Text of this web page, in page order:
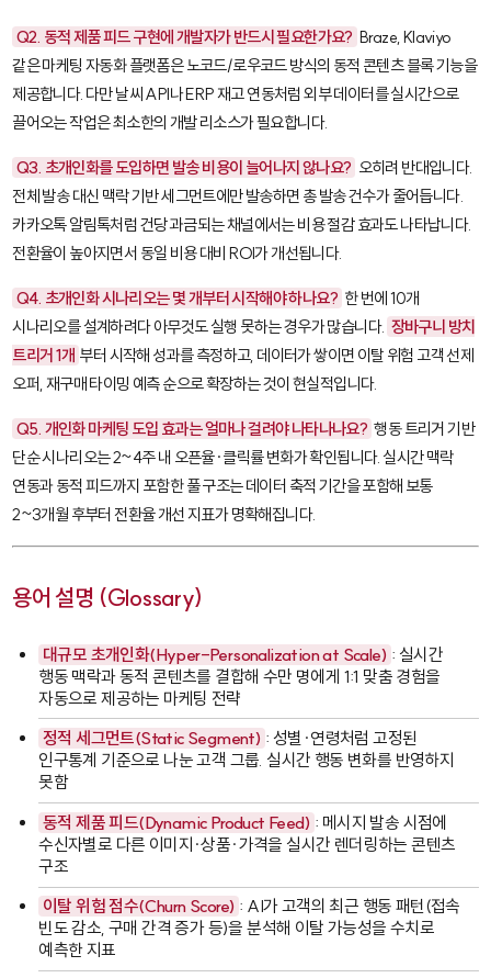
Q2. 동적 제품 피드 구현에 개발자가 반드시 필요한가요? Braze, Klaviyo
같은 마케팅 자동화 플랫폼은 노코드/로우코드 방식의 동적 콘텐츠 블록 기능을
제공합니다. 다만 날씨 API나 ERP 재고 연동처럼 외부 데이터를 실시간으로
끌어오는 작업은 최소한의 개발 리소스가 필요합니다.
Q3. 초개인화를 도입하면 발송 비용이 늘어나지 않나요? 오히려 반대입니다.
전체 발송 대신 맥락 기반 세그먼트에만 발송하면 총 발송 건수가 줄어듭니다.
카카오톡 알림톡처럼 건당 과금되는 채널에서는 비용 절감 효과도 나타납니다.
전환율이 높아지면서 동일 비용 대비 ROI가 개선됩니다.
Q4. 초개인화 시나리오는 몇 개부터 시작해야 하나요? 한 번에 10개
시나리오를 설계하려다 아무것도 실행 못하는 경우가 많습니다. 장바구니 방치
트리거 1개 부터 시작해 성과를 측정하고, 데이터가 쌓이면 이탈 위험 고객 선제
오퍼, 재구매 타이밍 예측 순으로 확장하는 것이 현실적입니다.
Q5. 개인화 마케팅 도입 효과는 얼마나 걸려야 나타나나요? 행동 트리거 기반
단순 시나리오는 2~4주 내 오픈율·클릭률 변화가 확인됩니다. 실시간 맥락
연동과 동적 피드까지 포함한 풀 구조는 데이터 축적 기간을 포함해 보통
2~3개월 후부터 전환율 개선 지표가 명확해집니다.
용어 설명 (Glossary)
대규모 초개인화(Hyper-Personalization at Scale) : 실시간
행동 맥락과 동적 콘텐츠를 결합해 수만 명에게 1:1 맞춤 경험을
자동으로 제공하는 마케팅 전략
정적 세그먼트(Static Segment) : 성별·연령처럼 고정된
인구통계 기준으로 나눈 고객 그룹. 실시간 행동 변화를 반영하지
못함
동적 제품 피드(Dynamic Product Feed) : 메시지 발송 시점에
수신자별로 다른 이미지·상품·가격을 실시간 렌더링하는 콘텐츠
구조
이탈 위험 점수(Churn Score) : AI가 고객의 최근 행동 패턴(접속
빈도 감소, 구매 간격 증가 등)을 분석해 이탈 가능성을 수치로
예측한 지표